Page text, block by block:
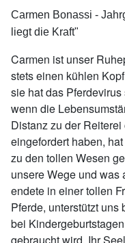
Carmen Bonassi -
liegt die Kraft"
Carmen ist unser
stets einen kühlen
sie hat das
wenn die
Distanz zu der
eingefordert haben,
zu den tollen Wesen
unsere Wege und was
endete in einer tollen
Pferde, unterstützt
bei